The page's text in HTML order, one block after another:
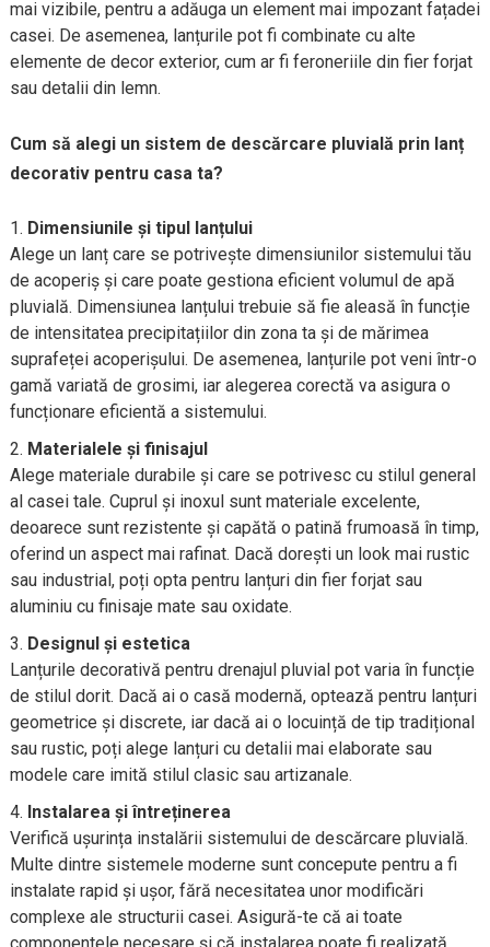
mai vizibile, pentru a adăuga un element mai impozant fațadei
casei. De asemenea, lanțurile pot fi combinate cu alte
elemente de decor exterior, cum ar fi feroneriile din fier forjat
sau detalii din lemn.
Cum să alegi un sistem de descărcare pluvială prin lanț
decorativ pentru casa ta?
Dimensiunile și tipul lanțului
Alege un lanț care se potrivește dimensiunilor sistemului tău
de acoperiș și care poate gestiona eficient volumul de apă
pluvială. Dimensiunea lanțului trebuie să fie aleasă în funcție
de intensitatea precipitațiilor din zona ta și de mărimea
suprafeței acoperișului. De asemenea, lanțurile pot veni într-o
gamă variată de grosimi, iar alegerea corectă va asigura o
funcționare eficientă a sistemului.
Materialele și finisajul
Alege materiale durabile și care se potrivesc cu stilul general
al casei tale. Cuprul și inoxul sunt materiale excelente,
deoarece sunt rezistente și capătă o patină frumoasă în timp,
oferind un aspect mai rafinat. Dacă dorești un look mai rustic
sau industrial, poți opta pentru lanțuri din fier forjat sau
aluminiu cu finisaje mate sau oxidate.
Designul și estetica
Lanțurile decorativă pentru drenajul pluvial pot varia în funcție
de stilul dorit. Dacă ai o casă modernă, optează pentru lanțuri
geometrice și discrete, iar dacă ai o locuință de tip tradițional
sau rustic, poți alege lanțuri cu detalii mai elaborate sau
modele care imită stilul clasic sau artizanale.
Instalarea și întreținerea
Verifică ușurința instalării sistemului de descărcare pluvială.
Multe dintre sistemele moderne sunt concepute pentru a fi
instalate rapid și ușor, fără necesitatea unor modificări
complexe ale structurii casei. Asigură-te că ai toate